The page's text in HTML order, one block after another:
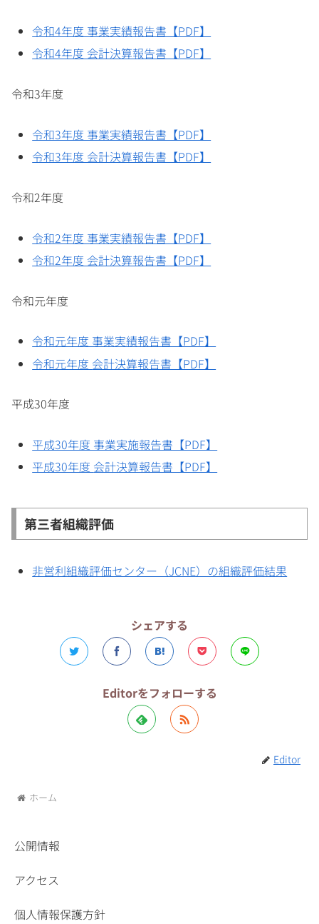
令和4年度 事業実績報告書【PDF】
令和4年度 会計決算報告書【PDF】
令和3年度
令和3年度 事業実績報告書【PDF】
令和3年度 会計決算報告書【PDF】
令和2年度
令和2年度 事業実績報告書【PDF】
令和2年度 会計決算報告書【PDF】
令和元年度
令和元年度 事業実績報告書【PDF】
令和元年度 会計決算報告書【PDF】
平成30年度
平成30年度 事業実施報告書【PDF】
平成30年度 会計決算報告書【PDF】
第三者組織評価
非営利組織評価センター（JCNE）の組織評価結果
シェアする
Editorをフォローする
Editor
ホーム
公開情報
アクセス
個人情報保護方針